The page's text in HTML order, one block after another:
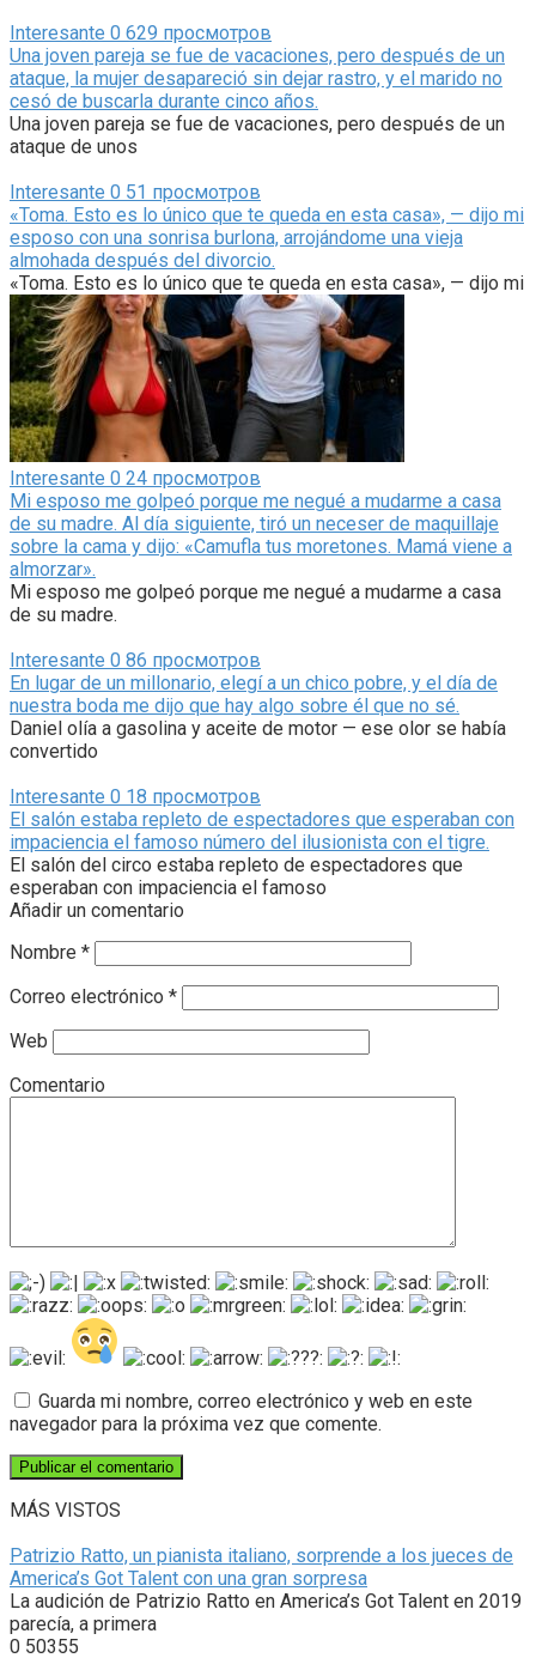
Interesante 0 629 просмотров
Una joven pareja se fue de vacaciones, pero después de un
ataque, la mujer desapareció sin dejar rastro, y el marido no
cesó de buscarla durante cinco años.
Una joven pareja se fue de vacaciones, pero después de un
ataque de unos
Interesante 0 51 просмотров
«Toma. Esto es lo único que te queda en esta casa», — dijo mi
esposo con una sonrisa burlona, arrojándome una vieja
almohada después del divorcio.
«Toma. Esto es lo único que te queda en esta casa», — dijo mi
Interesante 0 24 просмотров
Mi esposo me golpeó porque me negué a mudarme a casa
de su madre. Al día siguiente, tiró un neceser de maquillaje
sobre la cama y dijo: «Camufla tus moretones. Mamá viene a
almorzar».
Mi esposo me golpeó porque me negué a mudarme a casa
de su madre.
Interesante 0 86 просмотров
En lugar de un millonario, elegí a un chico pobre, y el día de
nuestra boda me dijo que hay algo sobre él que no sé.
Daniel olía a gasolina y aceite de motor — ese olor se había
convertido
Interesante 0 18 просмотров
El salón estaba repleto de espectadores que esperaban con
impaciencia el famoso número del ilusionista con el tigre.
El salón del circo estaba repleto de espectadores que
esperaban con impaciencia el famoso
Añadir un comentario
Nombre *
Correo electrónico *
Web
Comentario
Guarda mi nombre, correo electrónico y web en este
navegador para la próxima vez que comente.
MÁS VISTOS
Patrizio Ratto, un pianista italiano, sorprende a los jueces de
America’s Got Talent con una gran sorpresa
La audición de Patrizio Ratto en America’s Got Talent en 2019
parecía, a primera
0 50355